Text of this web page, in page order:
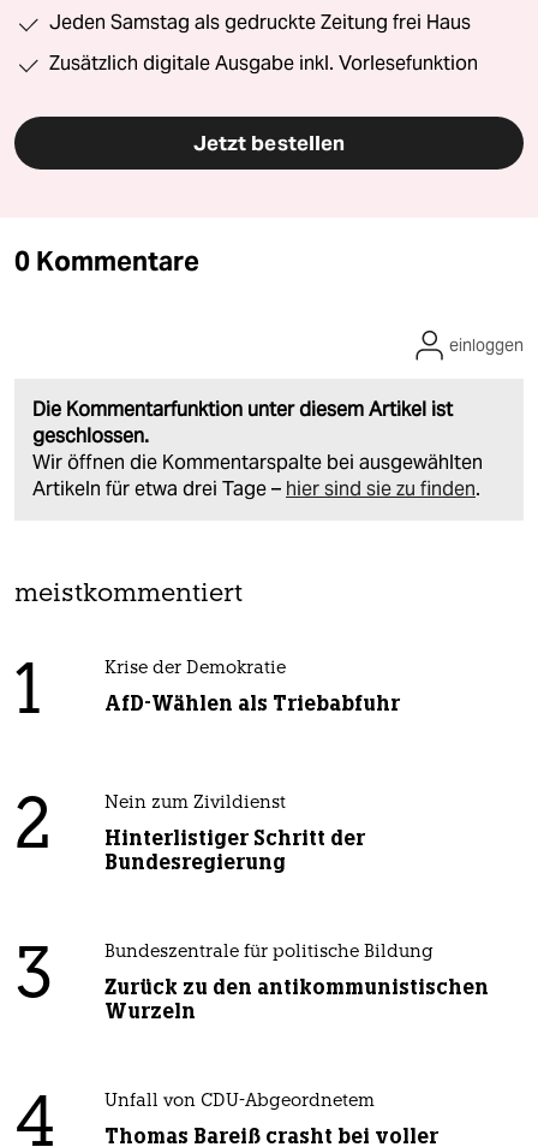
Jeden Samstag als gedruckte Zeitung frei Haus
Zusätzlich digitale Ausgabe inkl. Vorlesefunktion
Jetzt bestellen
0 Kommentare
Die Kommentarfunktion unter diesem Artikel ist
geschlossen.
Wir öffnen die Kommentarspalte bei ausgewählten
Artikeln für etwa drei Tage – hier sind sie zu finden.
einloggen
meistkommentiert
1 Krise der Demokratie
AfD-Wählen als Triebabfuhr
2 Nein zum Zivildienst
Hinterlistiger Schritt der
Bundesregierung
3 Bundeszentrale für politische Bildung
Zurück zu den antikommunistischen
Wurzeln
4 Unfall von CDU-Abgeordnetem
Thomas Bareiß crasht bei voller